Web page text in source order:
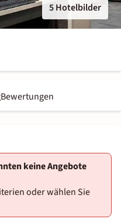
5 Hotelbilder
Bewertungen
keine Angebote
oder wählen Sie